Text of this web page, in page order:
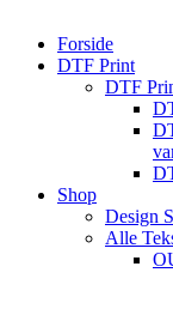
Forside
DTF Print
DTF
Shop
Design
Alle